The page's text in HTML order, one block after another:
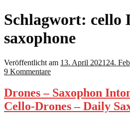
Schlagwort: cello
saxophone
Veröffentlicht am 13. April 2021 24.
9 Kommentare
Drones – Saxophon
Cello-Drones – Daily